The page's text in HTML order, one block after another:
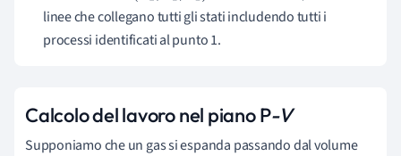
linee che collegano tutti gli stati includendo tutti i
processi identificati al punto 1.
Calcolo del lavoro nel piano P-V
Supponiamo che un gas si espanda passando dal volume